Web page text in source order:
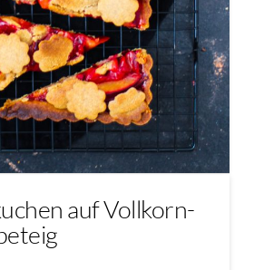
auf Vollkorn-